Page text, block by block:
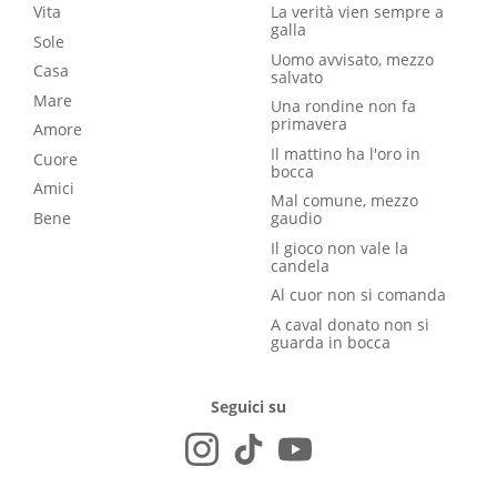
Vita
Sole
Casa
Mare
Amore
Cuore
Amici
Bene
La verità vien sempre a
galla
Uomo avvisato, mezzo
salvato
Una rondine non fa
primavera
Il mattino ha l'oro in
bocca
Mal comune, mezzo
gaudio
Il gioco non vale la
candela
Al cuor non si comanda
A caval donato non si
guarda in bocca
Seguici su